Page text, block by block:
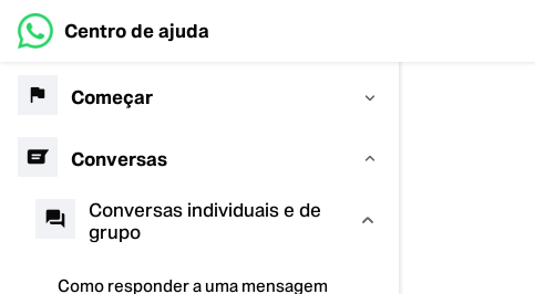
Centro de ajuda
Começar
Conversas
Conversas individuais e de
grupo
Como responder a uma mensagem